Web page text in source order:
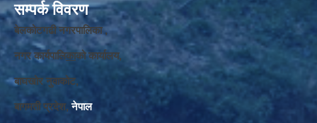
सम्पर्क विवरण
बेलकोटगढी नगरपालिका ,
नगर कार्यपालिकाको कार्यालय,
बाघखोर नुवाकोट,
बागमती प्रदेश, नेपाल